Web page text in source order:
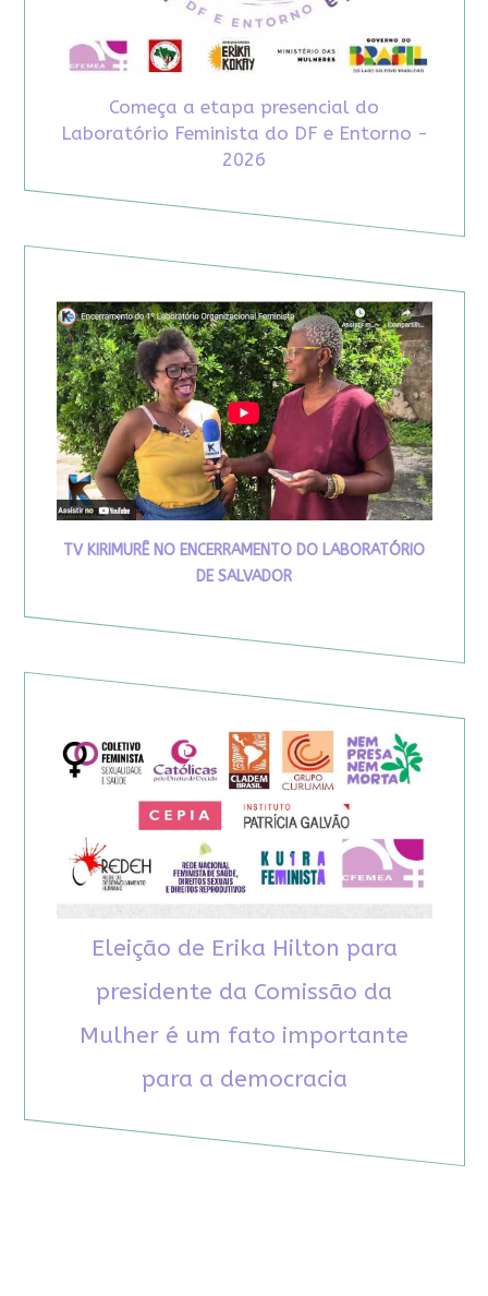
Começa a etapa presencial do
Laboratório Feminista do DF e Entorno -
2026
TV KIRIMURÊ NO ENCERRAMENTO DO LABORATÓRIO
DE SALVADOR
Eleição de Erika Hilton para
presidente da Comissão da
Mulher é um fato importante
para a democracia